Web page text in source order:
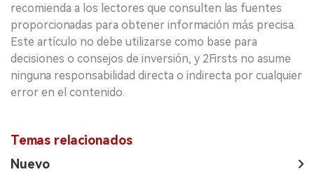
recomienda a los lectores que consulten las fuentes
proporcionadas para obtener información más precisa.
Este artículo no debe utilizarse como base para
decisiones o consejos de inversión, y 2Firsts no asume
ninguna responsabilidad directa o indirecta por cualquier
error en el contenido.
Temas relacionados
Nuevo